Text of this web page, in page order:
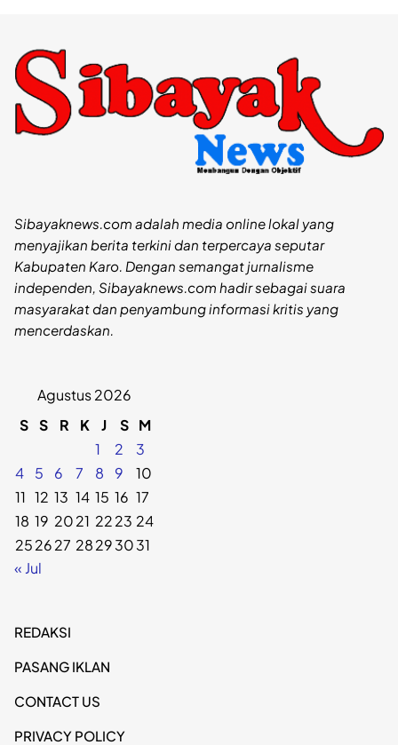
Sibayaknews.com adalah media online lokal yang
menyajikan berita terkini dan terpercaya seputar
Kabupaten Karo. Dengan semangat jurnalisme
independen, Sibayaknews.com hadir sebagai suara
masyarakat dan penyambung informasi kritis yang
mencerdaskan.
Agustus 2026
S S R K J S M
1
2
3
4
5 6 7 8 9
10
11 12 13 14 15 16 17
18 19 2021 2223 24
252627 28293031
« Jul
REDAKSI
PASANG IKLAN
CONTACT US
PRIVACY POLICY